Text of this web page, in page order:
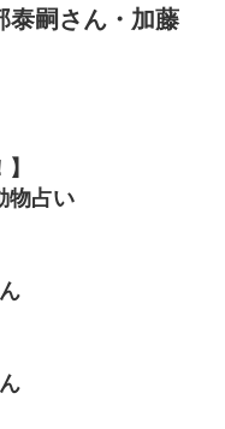
泰嗣さん・加藤
物占い